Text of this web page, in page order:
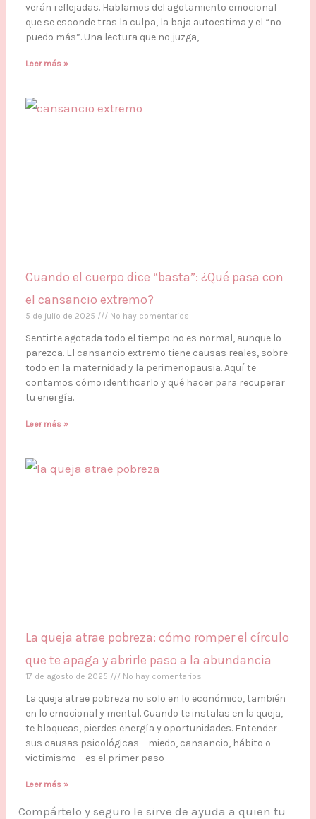
verán reflejadas. Hablamos del agotamiento emocional
que se esconde tras la culpa, la baja autoestima y el “no
puedo más”. Una lectura que no juzga,
Leer más »
Cuando el cuerpo dice “basta”: ¿Qué pasa con
el cansancio extremo?
5 de julio de 2025 No hay comentarios
Sentirte agotada todo el tiempo no es normal, aunque lo
parezca. El cansancio extremo tiene causas reales, sobre
todo en la maternidad y la perimenopausia. Aquí te
contamos cómo identificarlo y qué hacer para recuperar
tu energía.
Leer más »
La queja atrae pobreza: cómo romper el círculo
que te apaga y abrirle paso a la abundancia
17 de agosto de 2025 No hay comentarios
La queja atrae pobreza no solo en lo económico, también
en lo emocional y mental. Cuando te instalas en la queja,
te bloqueas, pierdes energía y oportunidades. Entender
sus causas psicológicas —miedo, cansancio, hábito o
victimismo— es el primer paso
Leer más »
Compártelo y seguro le sirve de ayuda a quien tu